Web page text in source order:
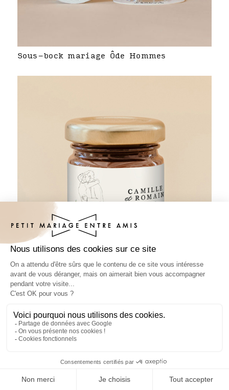
Sous-bock mariage Ôde Hommes
Pâte à tartiner mariage Ôde Hommes